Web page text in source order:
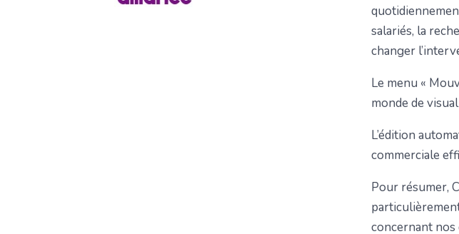
salariés, la
changer
Le menu «
monde de
L’édition
commerciale
Pour résumer,
concernant